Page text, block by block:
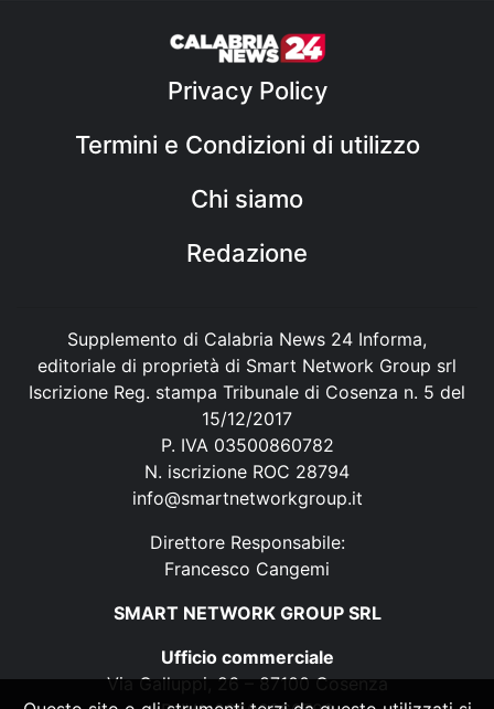
Privacy Policy
Termini e Condizioni di utilizzo
Chi siamo
Redazione
Supplemento di Calabria News 24 Informa,
editoriale di proprietà di Smart Network Group srl
Iscrizione Reg. stampa Tribunale di Cosenza n. 5 del
15/12/2017
P. IVA 03500860782
N. iscrizione ROC 28794
info@smartnetworkgroup.it
Direttore Responsabile:
Francesco Cangemi
SMART NETWORK GROUP SRL
Ufficio commerciale
Via Galluppi, 26 – 87100 Cosenza